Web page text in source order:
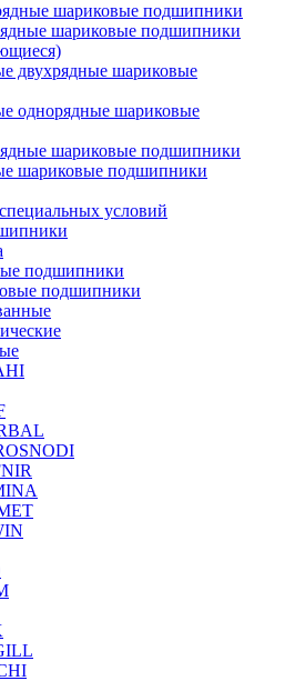
шариковые подшипники
шариковые подшипники
двухрядные шариковые
однорядные шариковые
шариковые подшипники
шариковые подшипники
условий
подшипники
подшипники